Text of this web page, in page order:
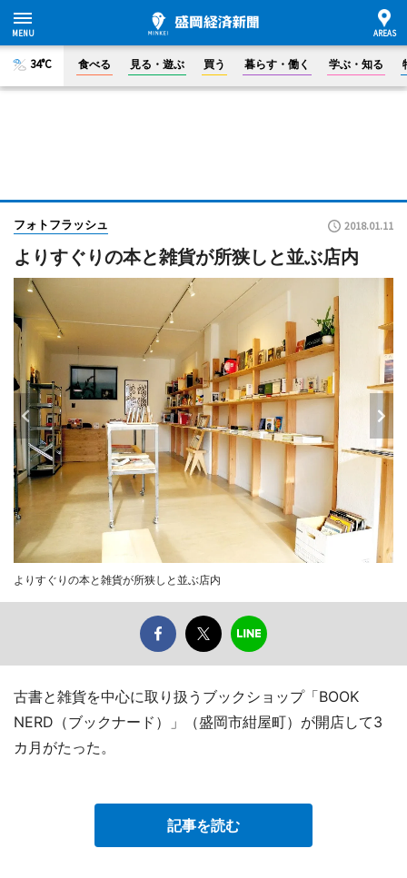
34°C 食べる 見る・遊ぶ 買う 暮らす・働く 学ぶ・知る
フォトフラッシュ 2018.01.11
よりすぐりの本と雑貨が所狭しと並ぶ店内
よりすぐりの本と雑貨が所狭しと並ぶ店内
古書と雑貨を中心に取り扱うブックショップ「BOOK
NERD（ブックナード）」（盛岡市紺屋町）が開店して3
カ月がたった。
記事を読む